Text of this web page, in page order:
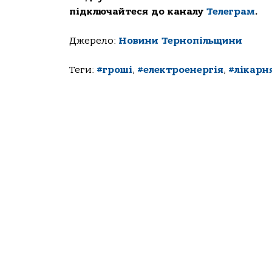
підключайтеся до каналу Телеграм.
Джерело: Новини Тернопільщини
Теги: #гроші, #електроенергія,